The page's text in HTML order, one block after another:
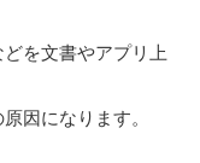
を文書やアプリ上
因になります。